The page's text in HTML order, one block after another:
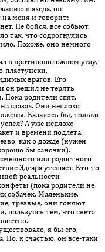
шахеда, он
меня и говорит:
Не бойся, все собьют.
так, что содрогнулись
Похоже, оно немного
в противоположном углу.
пластунски,
врагов. Его
он решил не терять
Пока родители спят.
глазах. Они неплохо
Казалось бы, только
А уже неплохо
и времени подлета.
как о дожде (нужен
бы саночки).
или радостного
Эдгара утешает. Кто-то
реальности
(пока родители не
собачек. Маленькие,
трезвые, они гоняют
пользуясь тем, что света
я бы его,
Но, к счастью, он все-таки